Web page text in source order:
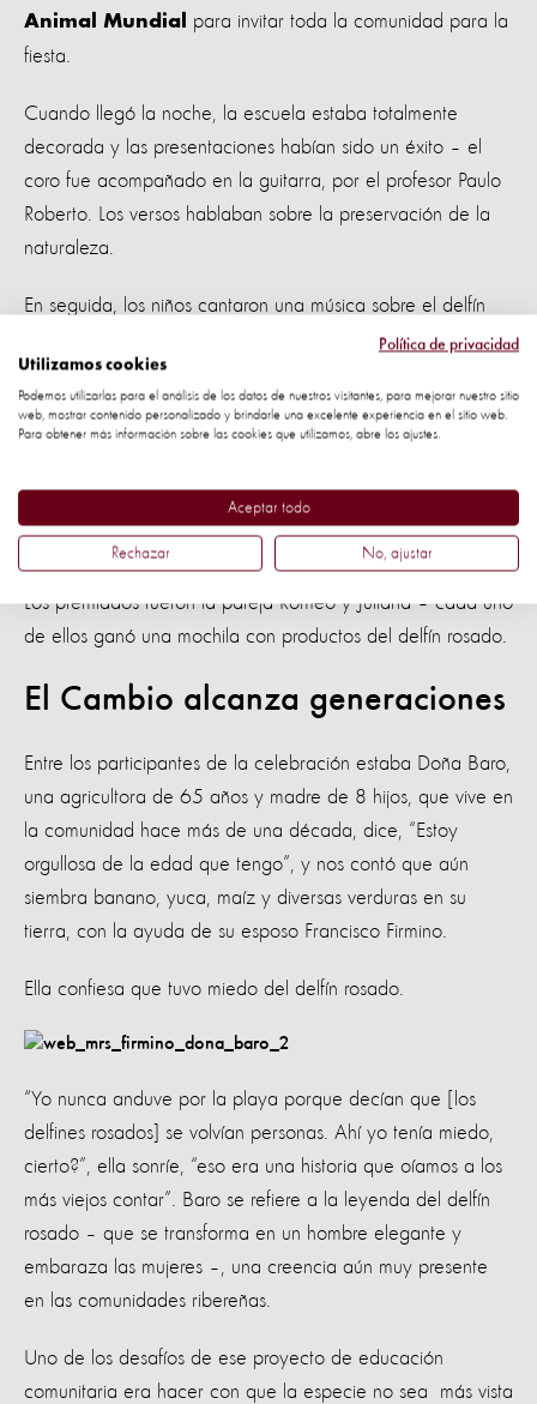
Animal Mundial
para invitar toda la comunidad para la
fiesta.
Cuando llegó la noche, la escuela estaba totalmente
decorada y las presentaciones habían sido un éxito – el
coro fue acompañado en la guitarra, por el profesor Paulo
Roberto. Los versos hablaban sobre la preservación de la
naturaleza.
En seguida, los niños cantaron una música sobre el delfín
rosado, acompañadas por los instrumentos hechos con
material reciclado.
Y para finalizar con broche de oro, la comunidad organizó
un concurso para seleccionar el Guardián y Guardiana del
Delfín rosado. Doce adolescentes participaron del desfile.
Los premiados fueron la pareja Romeo y Juliana – cada uno
de ellos ganó una mochila con productos del delfín rosado.
El Cambio alcanza generaciones
Entre los participantes de la celebración estaba Doña Baro,
una agricultora de 65 años y madre de 8 hijos, que vive en
la comunidad hace más de una década, dice, “Estoy
orgullosa de la edad que tengo”, y nos contó que aún
siembra banano, yuca, maíz y diversas verduras en su
tierra, con la ayuda de su esposo Francisco Firmino.
Ella confiesa que tuvo miedo del delfín rosado.
“Yo nunca anduve por la playa porque decían que [los
delfines rosados] se volvían personas. Ahí yo tenía miedo,
cierto?”, ella sonríe, “eso era una historia que oíamos a los
más viejos contar”. Baro se refiere a la leyenda del delfín
rosado – que se transforma en un hombre elegante y
embaraza las mujeres –, una creencia aún muy presente
en las comunidades ribereñas.
Uno de los desafíos de ese proyecto de educación
comunitaria era hacer con que la especie no sea más vista
Política de privacidad
Utilizamos cookies
Podemos utilizarlas para el análisis de los datos de nuestros visitantes, para mejorar nuestro sitio
web, mostrar contenido personalizado y brindarle una excelente experiencia en el sitio web.
Para obtener más información sobre las cookies que utilizamos, abre los ajustes.
Aceptar todo
Rechazar No, ajustar